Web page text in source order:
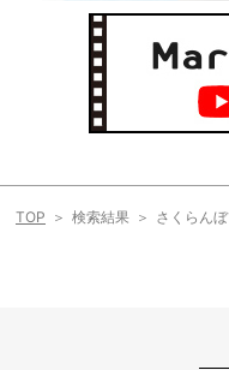
TOP 検索結果 さくらんぼ